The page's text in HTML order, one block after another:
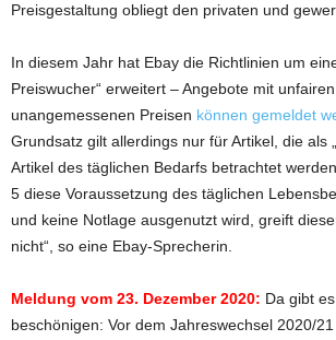
Preisgestaltung obliegt den privaten und
In diesem Jahr hat Ebay die Richtlinien um
Preiswucher“ erweitert – Angebote mit
unangemessenen Preisen können gemeldet
Grundsatz gilt allerdings nur für Artikel, die als
Artikel des täglichen Bedarfs betrachtet
5 diese Voraussetzung des täglichen
und keine Notlage ausgenutzt wird, greift
nicht“, so eine Ebay-Sprecherin.
Meldung vom 23. Dezember 2020: Da gibt
beschönigen: Vor dem Jahreswechsel 2020/